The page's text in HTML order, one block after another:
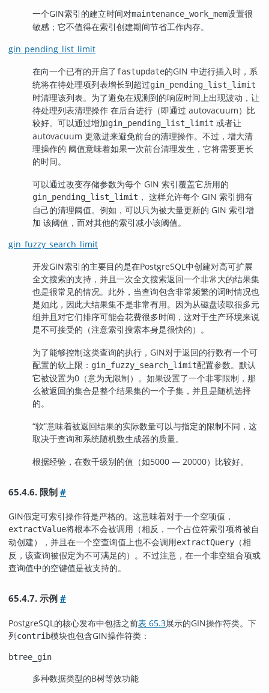
一个GIN索引的建立时间对maintenance_work_mem设置很
敏感；它不值得在索引创建期间节省工作内存。
gin_pending_list_limit
在向一个已有的开启了fastupdate的GIN 中进行插入时，系
统将在待处理项列表增长到超过gin_pending_list_limit
时清理该列表。为了避免在观测到的响应时间上出现波动，让
待处理列表清理操作 在后台进行（即通过 autovacuum）比
较好。可以通过增加gin_pending_list_limit 或者让
autovacuum 更激进来避免前台的清理操作。不过，增大清
理操作的 阈值意味着如果一次前台清理发生，它将需要更长
的时间。
可以通过改变存储参数为每个 GIN 索引覆盖它所用的
gin_pending_list_limit ， 这样允许每个 GIN 索引拥有
自己的清理阈值。例如，可以只为被大量更新的 GIN 索引增
加 该阈值，而对其他的索引减小该阈值。
gin_fuzzy_search_limit
开发GIN索引的主要目的是在PostgreSQL中创建对高可扩展
全文搜索的支持，并且一次全文搜索返回一个非常大的结果集
也是很常见的情况。此外，当查询包含非常频繁的词时情况也
是如此，因此大结果集不是非常有用。因为从磁盘读取很多元
组并且对它们排序可能会花费很多时间，这对于生产环境来说
是不可接受的（注意索引搜索本身是很快的）。
为了能够控制这类查询的执行， GIN对于返回的行数有一个可
配置的软上限： gin_fuzzy_search_limit配置参数。默认
它被设置为0（意为无限制）。如果设置了一个非零限制，那
么被返回的集合是整个结果集的一个子集，并且是随机选择
的。
“软”意味着被返回结果的实际数量可以与指定的限制不同，这
取决于查询和系统随机数生成器的质量。
根据经验，在数千级别的值（如5000 — 20000）比较好。
65.4.6. 限制#
GIN假定可索引操作符是严格的。这意味着对于一个空项值，
extractValue将根本不会被调用（相反，一个占位符索引项将被自
动创建），并且在一个空查询值上也不会调用extractQuery （相
反，该查询被假定为不可满足的）。不过注意，在一个非空组合项或
查询值中的空键值是被支持的。
65.4.7. 示例#
PostgreSQL 的核心发布中包括之前表 65.3展示的GIN操作符类。下
列contrib模块也包含GIN操作符类：
btree_gin
多种数据类型的B树等效功能